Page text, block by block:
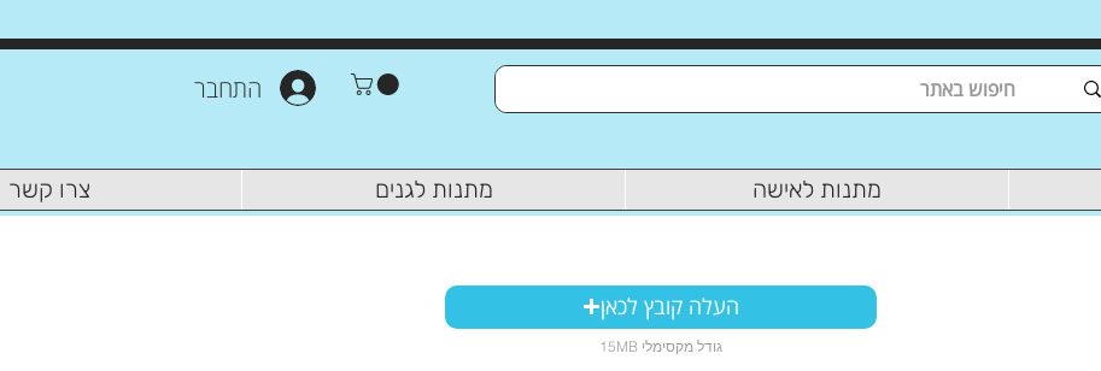
התחבר
מתנות לאישה מתנות לגנים צרו קשר
העלה קובץ לכאן
15MB גודל מקסימלי